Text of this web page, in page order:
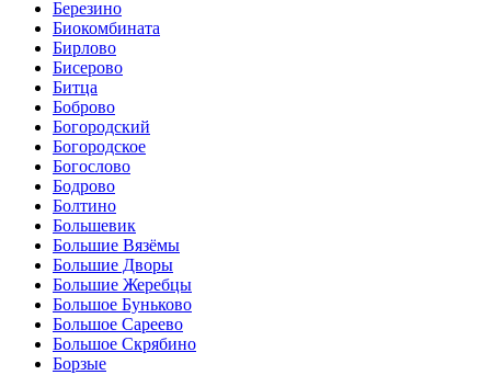
Березино
Биокомбината
Бирлово
Бисерово
Битца
Боброво
Богородский
Богородское
Богослово
Бодрово
Болтино
Большевик
Большие Вязёмы
Большие Дворы
Большие Жеребцы
Большое Буньково
Большое Сареево
Большое Скрябино
Борзые